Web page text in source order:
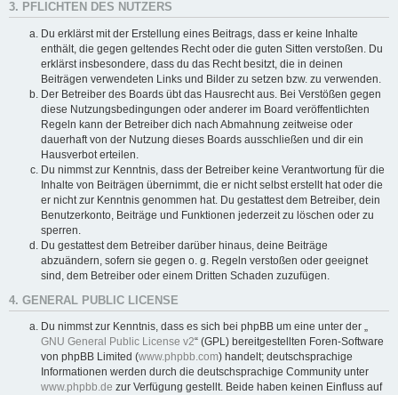
3. PFLICHTEN DES NUTZERS
Du erklärst mit der Erstellung eines Beitrags, dass er keine Inhalte
enthält, die gegen geltendes Recht oder die guten Sitten verstoßen. Du
erklärst insbesondere, dass du das Recht besitzt, die in deinen
Beiträgen verwendeten Links und Bilder zu setzen bzw. zu verwenden.
Der Betreiber des Boards übt das Hausrecht aus. Bei Verstößen gegen
diese Nutzungsbedingungen oder anderer im Board veröffentlichten
Regeln kann der Betreiber dich nach Abmahnung zeitweise oder
dauerhaft von der Nutzung dieses Boards ausschließen und dir ein
Hausverbot erteilen.
Du nimmst zur Kenntnis, dass der Betreiber keine Verantwortung für die
Inhalte von Beiträgen übernimmt, die er nicht selbst erstellt hat oder die
er nicht zur Kenntnis genommen hat. Du gestattest dem Betreiber, dein
Benutzerkonto, Beiträge und Funktionen jederzeit zu löschen oder zu
sperren.
Du gestattest dem Betreiber darüber hinaus, deine Beiträge
abzuändern, sofern sie gegen o. g. Regeln verstoßen oder geeignet
sind, dem Betreiber oder einem Dritten Schaden zuzufügen.
4. GENERAL PUBLIC LICENSE
Du nimmst zur Kenntnis, dass es sich bei phpBB um eine unter der „
GNU General Public License v2“ (GPL) bereitgestellten Foren-Software
von phpBB Limited (www.phpbb.com) handelt; deutschsprachige
Informationen werden durch die deutschsprachige Community unter
www.phpbb.de zur Verfügung gestellt. Beide haben keinen Einfluss auf